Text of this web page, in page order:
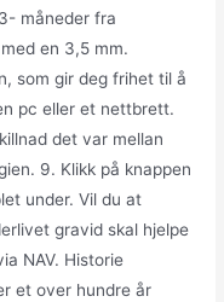
måneder fra
en 3,5 mm.
som gir deg frihet til å
pc eller et nettbrett.
det var mellan
9. Klikk på knappen
under. Vil du at
gravid skal hjelpe
NAV. Historie
et over hundre år